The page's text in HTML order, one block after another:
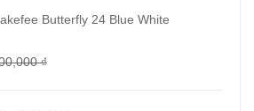
Butterfly 24 Blue White
₫